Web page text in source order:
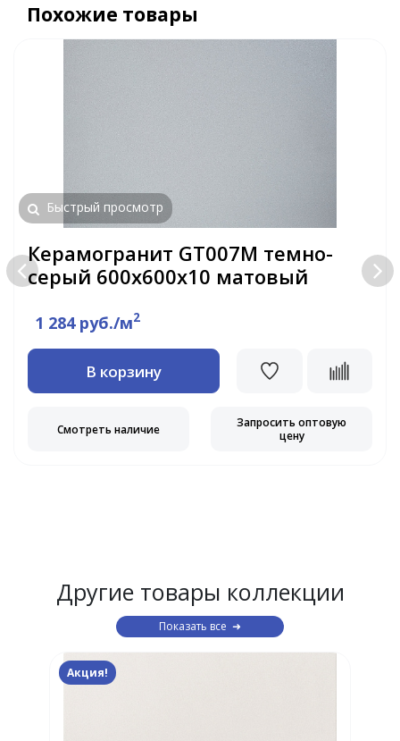
Похожие товары
Быстрый просмотр
Керамогранит GT007M темно-
серый 600х600х10 матовый
1 284 руб./м2
В корзину
Смотреть наличие
Запросить оптовую
цену
Другие товары коллекции
Показать все
Акция!